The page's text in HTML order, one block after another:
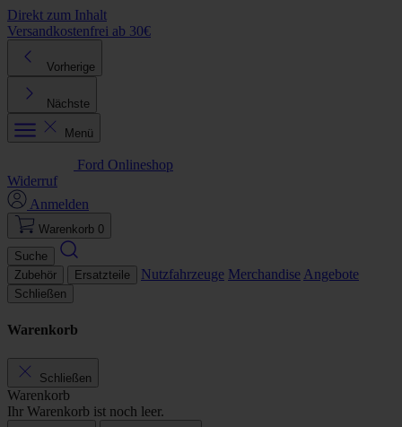
Direkt zum Inhalt
Versandkostenfrei ab 30€
Vorherige
Nächste
Menü
Ford Onlineshop
Widerruf
Anmelden
Warenkorb 0
Suche
Zubehör
Ersatzteile Nutzfahrzeuge Merchandise Angebote
Schließen
Warenkorb
Schließen
Warenkorb
Ihr Warenkorb ist noch leer.